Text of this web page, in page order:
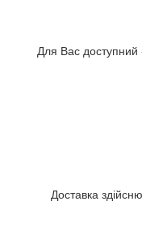
Для Вас доступний
Доставка